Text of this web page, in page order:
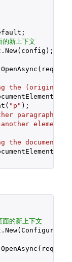
新上下文
=>
the (original)
"p" );
paragraph."
element
the document
的新上下文
=>